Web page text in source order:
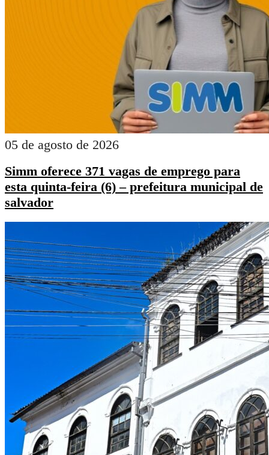
05 de agosto de 2026
Simm oferece 371 vagas de emprego para
esta quinta-feira (6) – prefeitura municipal de
salvador